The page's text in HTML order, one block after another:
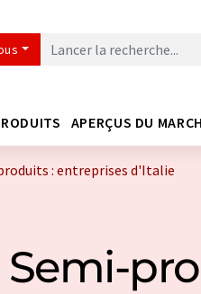
APERÇUS DU
: entreprises d'Italie
Semi-